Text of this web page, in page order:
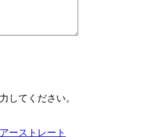
してください。